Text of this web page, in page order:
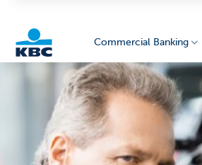
Commercial Banking